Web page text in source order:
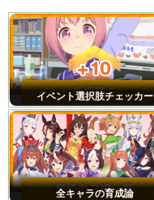
イベント選択肢チェッカー
全キャラの育成論